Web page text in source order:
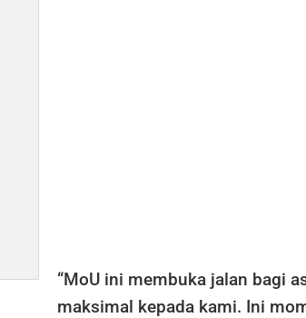
“MoU ini membuka jalan bagi
maksimal kepada kami. Ini